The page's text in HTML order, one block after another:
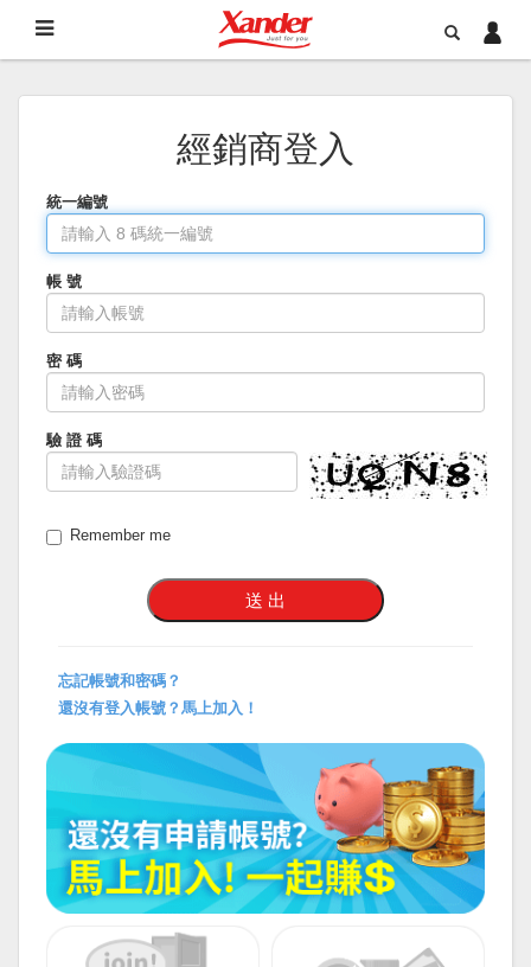
經銷商登入
統一編號
帳 號
密 碼
驗 證 碼
Remember me
忘記帳號和密碼？
還沒有登入帳號？馬上加入！